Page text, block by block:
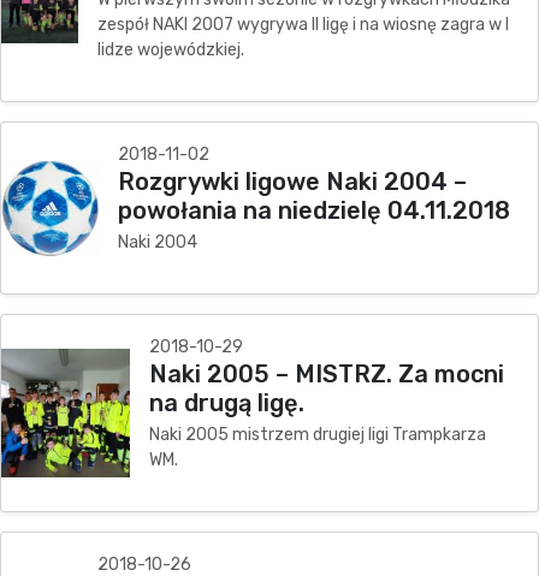
zespół NAKI 2007 wygrywa II ligę i na wiosnę zagra w I
lidze wojewódzkiej.
2018-11-02
Rozgrywki ligowe Naki 2004 –
powołania na niedzielę 04.11.2018
Naki 2004
2018-10-29
Naki 2005 – MISTRZ. Za mocni
na drugą ligę.
Naki 2005 mistrzem drugiej ligi Trampkarza
WM.
2018-10-26